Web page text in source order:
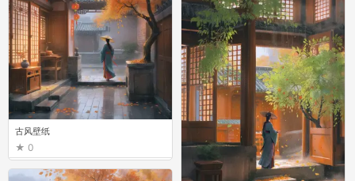
古风壁纸
0